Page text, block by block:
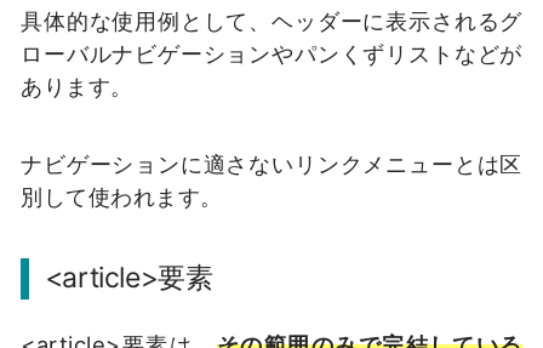
具体的な使用例として、ヘッダーに表示されるグ
ローバルナビゲーションやパンくずリストなどが
あります。
ナビゲーションに適さないリンクメニューとは区
別して使われます。
<article>要素